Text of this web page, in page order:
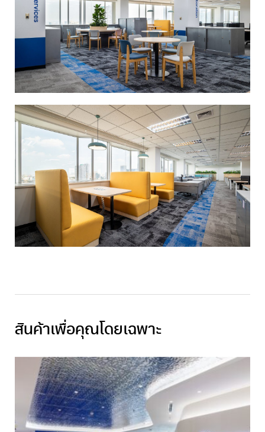
สินค้าเพื่อคุณโดยเฉพาะ